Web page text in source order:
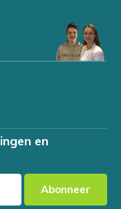
en
Abonneer